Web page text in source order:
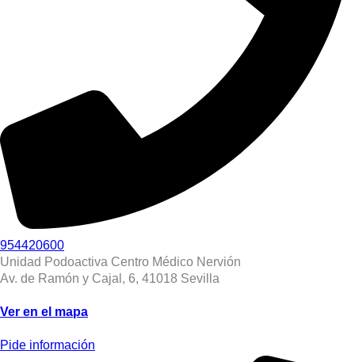
954420600
Unidad Podoactiva Centro Médico Nervión
Av. de Ramón y Cajal, 6, 41018 Sevilla
Ver en el mapa
Pide información